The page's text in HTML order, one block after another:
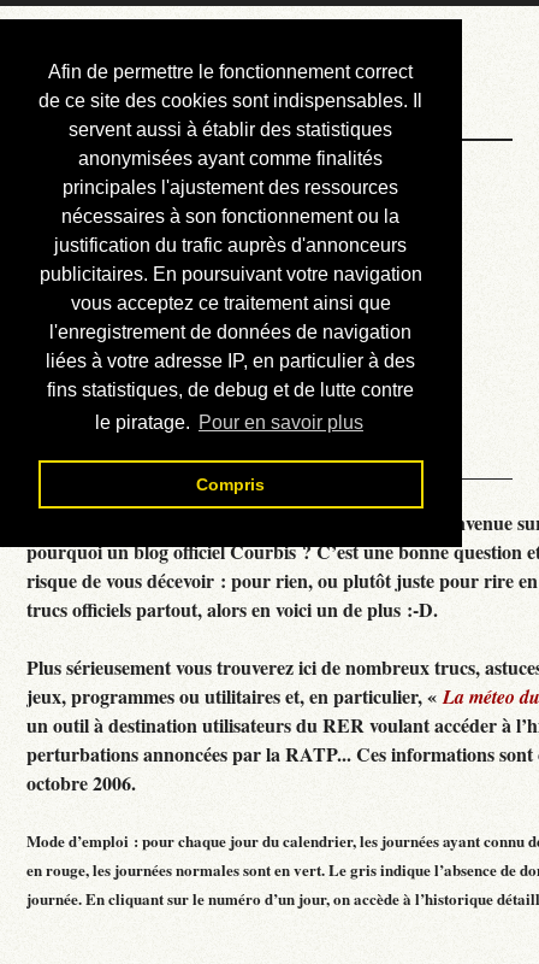
Afin de permettre le fonctionnement correct
de ce site des cookies sont indispensables. Il
servent aussi à établir des statistiques
anonymisées ayant comme finalités
principales l'ajustement des ressources
nécessaires à son fonctionnement ou la
justification du trafic auprès d'annonceurs
publicitaires. En poursuivant votre navigation
vous acceptez ce traitement ainsi que
l'enregistrement de données de navigation
liées à votre adresse IP, en particulier à des
fins statistiques, de debug et de lutte contre
le piratage. Pour en savoir plus
Compris
Courbis, « LE »
Blog Officiel
Bienvenue
Réalisations
Divers (et d’été)
Annonces
Liens externes
Téléchargement
Contact
Courbis, « LE » Blog Officiel - je vous souhaite la bienvenue
pourquoi un blog officiel Courbis ? C’est une bonne question
risque de vous décevoir : pour rien, ou plutôt juste pour rire
trucs officiels partout, alors en voici un de plus :-D.
Plus sérieusement vous trouverez ici de nombreux trucs,
jeux, programmes ou utilitaires et, en particulier, «La méteo
un outil à destination utilisateurs du RER voulant accéder à
perturbations annoncées par la RATP... Ces informations sont
octobre 2006.
Mode d’emploi : pour chaque jour du calendrier, les journées ayant connu
en rouge, les journées normales sont en vert. Le gris indique l’absence de
journée. En cliquant sur le numéro d’un jour, on accède à l’historique